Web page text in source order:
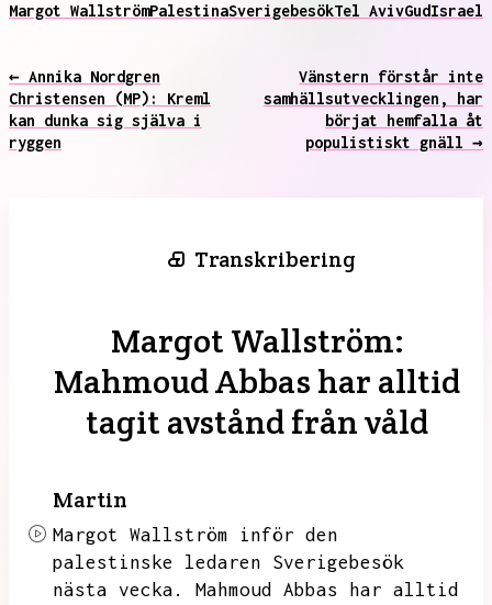
Margot WallströmPalestinaSverigebesökTel AvivGudIsrael
← Annika Nordgren
Christensen (MP): Kreml
kan dunka sig själva i
ryggen
Vänstern förstår inte
samhällsutvecklingen, har
börjat hemfalla åt
populistiskt gnäll →
Transkribering
Margot Wallström:
Mahmoud Abbas har alltid
tagit avstånd från våld
Martin
Margot Wallström inför den
palestinske ledaren Sverigebesök
nästa vecka.
Mahmoud Abbas har alltid